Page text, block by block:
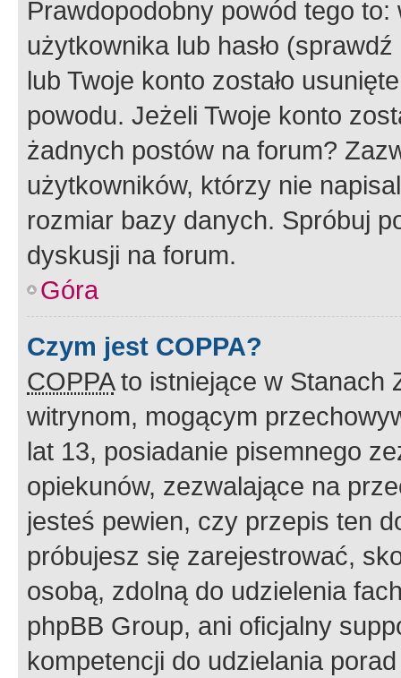
Prawdopodobny powód tego to:
użytkownika lub hasło
lub Twoje konto zostało
powodu. Jeżeli Twoje konto
żadnych postów na forum?
użytkowników, którzy nie
rozmiar bazy danych. Spróbuj
dyskusji na forum.
Góra
Czym jest COPPA?
COPPAto istniejące w Stanach
witrynom, mogącym
lat 13, posiadanie pisemnego
opiekunów, zezwalające na
jesteś pewien, czy przepis ten
próbujesz się zarejestrować,
osobą, zdolną do udzielenia
phpBB Group, ani oficjalny
kompetencji do udzielania